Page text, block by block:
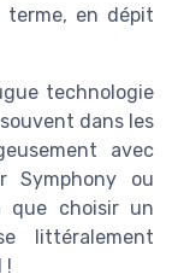
terme, en dépit
technologie
dans les
avec
Symphony ou
que choisir un
littéralement
!